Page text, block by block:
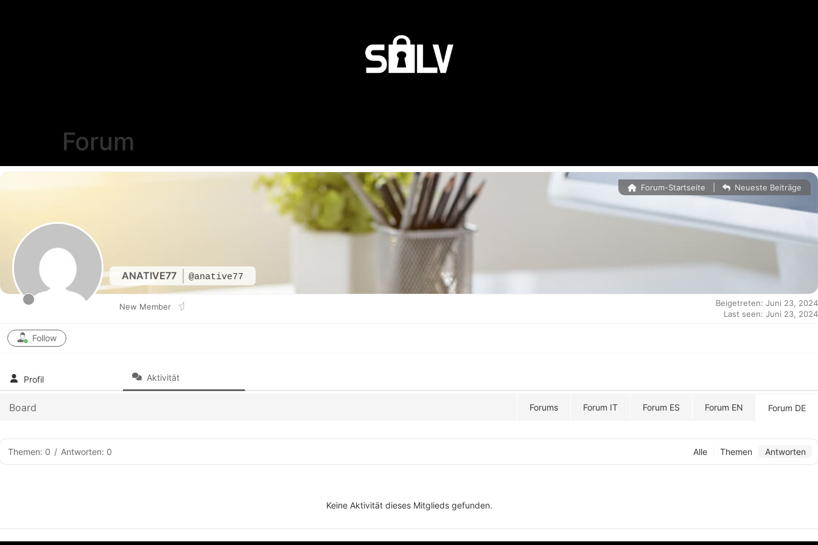
Forum
ANATIVE77 @anative77
Forum-Startseite Neueste Beiträge
New Member
Beigetreten: Juni 23, 2024
Last seen: Juni 23, 2024
Follow
Profil Aktivität
Board Forums Forum IT Forum ES Forum EN Forum DE
Themen: 0 / Antworten: 0 Alle Themen Antworten
Keine Aktivität dieses Mitglieds gefunden.